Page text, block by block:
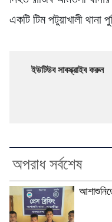
একটি টিম পটুয়াখালী
ইউটিউব সাবস্ক্রাইব করুন
অপরাধ সর্বশেষ